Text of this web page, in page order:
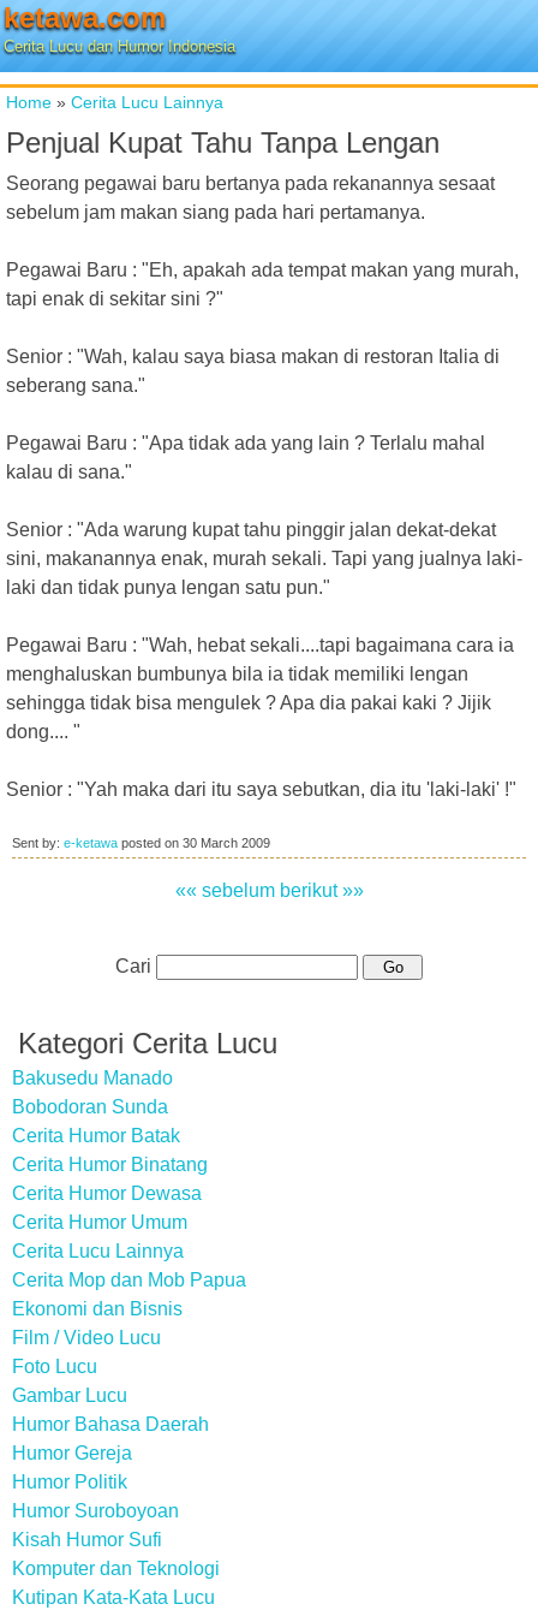
ketawa.com
Cerita Lucu dan Humor Indonesia
Home » Cerita Lucu Lainnya
Penjual Kupat Tahu Tanpa Lengan
Seorang pegawai baru bertanya pada rekanannya sesaat
sebelum jam makan siang pada hari pertamanya.
Pegawai Baru : "Eh, apakah ada tempat makan yang murah,
tapi enak di sekitar sini ?"
Senior : "Wah, kalau saya biasa makan di restoran Italia di
seberang sana."
Pegawai Baru : "Apa tidak ada yang lain ? Terlalu mahal
kalau di sana."
Senior : "Ada warung kupat tahu pinggir jalan dekat-dekat
sini, makanannya enak, murah sekali. Tapi yang jualnya laki-
laki dan tidak punya lengan satu pun."
Pegawai Baru : "Wah, hebat sekali....tapi bagaimana cara ia
menghaluskan bumbunya bila ia tidak memiliki lengan
sehingga tidak bisa mengulek ? Apa dia pakai kaki ? Jijik
dong.... "
Senior : "Yah maka dari itu saya sebutkan, dia itu 'laki-laki' !"
Sent by: e-ketawa posted on 30 March 2009
«« sebelum berikut »»
Cari
Kategori Cerita Lucu
Bakusedu Manado
Bobodoran Sunda
Cerita Humor Batak
Cerita Humor Binatang
Cerita Humor Dewasa
Cerita Humor Umum
Cerita Lucu Lainnya
Cerita Mop dan Mob Papua
Ekonomi dan Bisnis
Film / Video Lucu
Foto Lucu
Gambar Lucu
Humor Bahasa Daerah
Humor Gereja
Humor Politik
Humor Suroboyoan
Kisah Humor Sufi
Komputer dan Teknologi
Kutipan Kata-Kata Lucu